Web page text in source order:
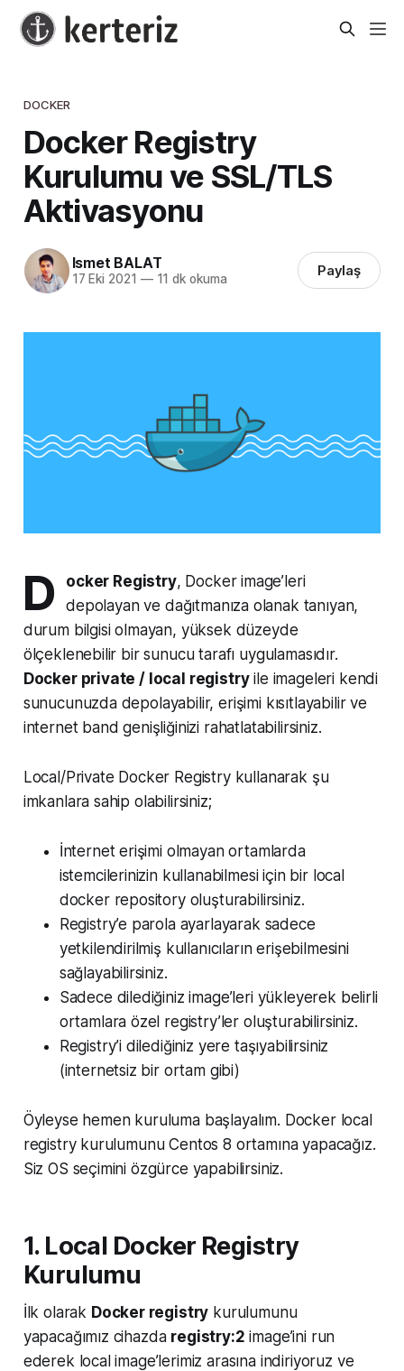
DOCKER
Docker Registry
Kurulumu ve SSL/TLS
Aktivasyonu
Ismet BALAT
17 Eki 2021 —11 dk okuma Paylaş
D ocker Registry, Docker image’leri
depolayan ve dağıtmanıza olanak tanıyan,
durum bilgisi olmayan, yüksek düzeyde
ölçeklenebilir bir sunucu tarafı uygulamasıdır.
Docker private / local registryile imageleri kendi
sunucunuzda depolayabilir, erişimi kısıtlayabilir ve
internet band genişliğinizi rahatlatabilirsiniz.
Local/Private Docker Registry kullanarak şu
imkanlara sahip olabilirsiniz;
İnternet erişimi olmayan ortamlarda
istemcilerinizin kullanabilmesi için bir local
docker repository oluşturabilirsiniz.
Registry’e parola ayarlayarak sadece
yetkilendirilmiş kullanıcıların erişebilmesini
sağlayabilirsiniz.
Sadece dilediğiniz image’leri yükleyerek belirli
ortamlara özel registry’ler oluşturabilirsiniz.
Registry’i dilediğiniz yere taşıyabilirsiniz
(internetsiz bir ortam gibi)
Öyleyse hemen kuruluma başlayalım. Docker local
registry kurulumunu Centos 8 ortamına yapacağız.
Siz OS seçimini özgürce yapabilirsiniz.
1. Local Docker Registry
Kurulumu
İlk olarak Docker registry kurulumunu
yapacağımız cihazda registry:2 image’ini run
ederek local image’lerimiz arasına indiriyoruz ve